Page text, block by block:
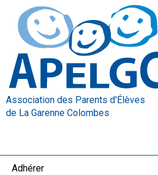
Association des Parents d'Élèves
de La Garenne Colombes
Adhérer